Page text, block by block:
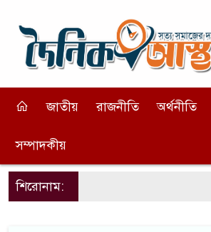
জাতীয় রাজনীতি অর্থনীতি
সম্পাদকীয়
শিরোনাম: